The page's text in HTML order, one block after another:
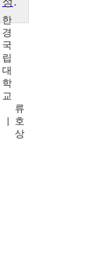
한
경
국
립
대
학
교
류
호
상